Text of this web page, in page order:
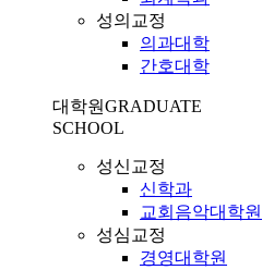
성의교정
의과대학
간호대학
대학원GRADUATE
SCHOOL
성신교정
신학과
교회음악대학원
성심교정
경영대학원